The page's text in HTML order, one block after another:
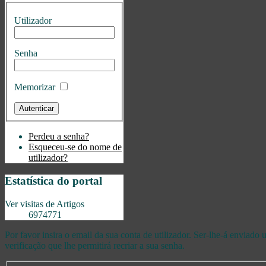
Utilizador
Senha
Memorizar
Perdeu a senha?
Esqueceu-se do nome de
utilizador?
Estatística do portal
Ver visitas de Artigos
6974771
Por favor insira o email da sua conta de utilizador. Ser-lhe-á enviado
verificação que lhe permitirá recriar a sua senha.